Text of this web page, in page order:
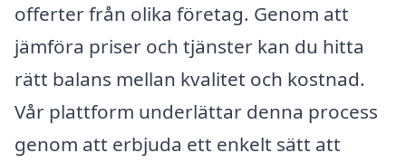
offerter från olika företag. Genom att
jämföra priser och tjänster kan du hitta
rätt balans mellan kvalitet och kostnad.
Vår plattform underlättar denna process
genom att erbjuda ett enkelt sätt att